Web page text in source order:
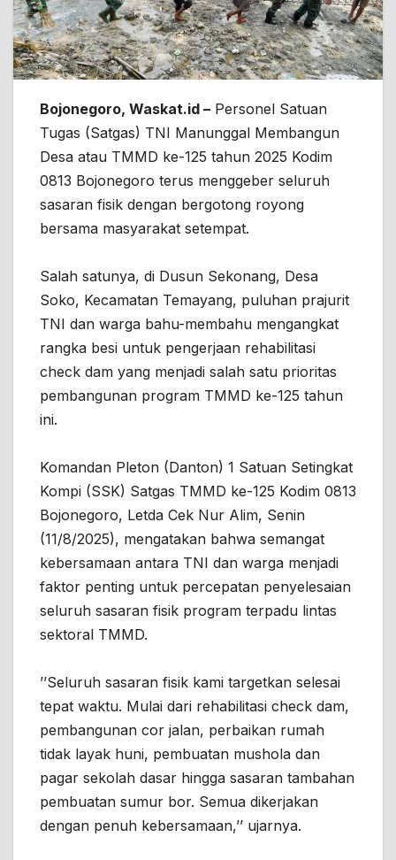
Bojonegoro, Waskat.id – Personel Satuan
Tugas (Satgas) TNI Manunggal Membangun
Desa atau TMMD ke-125 tahun 2025 Kodim
0813 Bojonegoro terus menggeber seluruh
sasaran fisik dengan bergotong royong
bersama masyarakat setempat.
Salah satunya, di Dusun Sekonang, Desa
Soko, Kecamatan Temayang, puluhan prajurit
TNI dan warga bahu-membahu mengangkat
rangka besi untuk pengerjaan rehabilitasi
check dam yang menjadi salah satu prioritas
pembangunan program TMMD ke-125 tahun
ini.
Komandan Pleton (Danton) 1 Satuan Setingkat
Kompi (SSK) Satgas TMMD ke-125 Kodim 0813
Bojonegoro, Letda Cek Nur Alim, Senin
(11/8/2025), mengatakan bahwa semangat
kebersamaan antara TNI dan warga menjadi
faktor penting untuk percepatan penyelesaian
seluruh sasaran fisik program terpadu lintas
sektoral TMMD.
’’Seluruh sasaran fisik kami targetkan selesai
tepat waktu. Mulai dari rehabilitasi check dam,
pembangunan cor jalan, perbaikan rumah
tidak layak huni, pembuatan mushola dan
pagar sekolah dasar hingga sasaran tambahan
pembuatan sumur bor. Semua dikerjakan
dengan penuh kebersamaan,’’ ujarnya.